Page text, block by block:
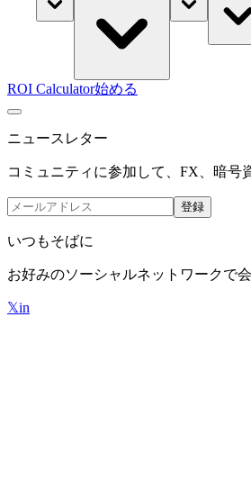
ROI Calculator始める
ニュースレター
コミュニティに参加して、FX、暗号
登録
いつもそばに
お好みのソーシャルネットワークで
𝕏in